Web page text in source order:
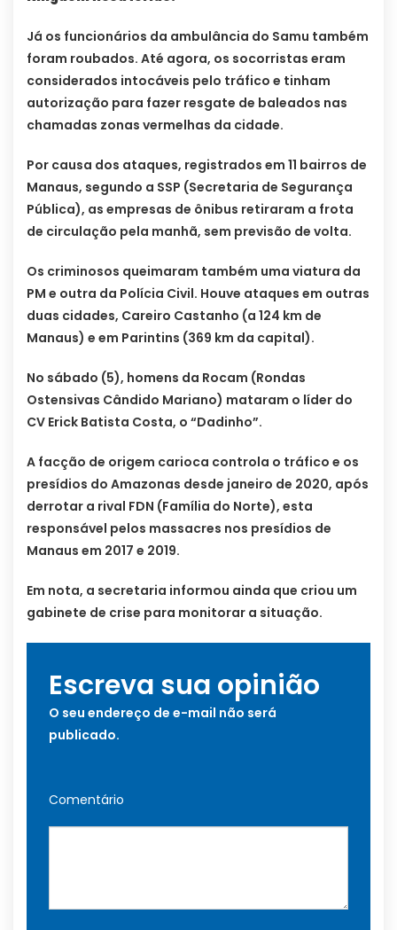
Já os funcionários da ambulância do Samu também
foram roubados. Até agora, os socorristas eram
considerados intocáveis pelo tráfico e tinham
autorização para fazer resgate de baleados nas
chamadas zonas vermelhas da cidade.
Por causa dos ataques, registrados em 11 bairros de
Manaus, segundo a SSP (Secretaria de Segurança
Pública), as empresas de ônibus retiraram a frota
de circulação pela manhã, sem previsão de volta.
Os criminosos queimaram também uma viatura da
PM e outra da Polícia Civil. Houve ataques em outras
duas cidades, Careiro Castanho (a 124 km de
Manaus) e em Parintins (369 km da capital).
No sábado (5), homens da Rocam (Rondas
Ostensivas Cândido Mariano) mataram o líder do
CV Erick Batista Costa, o “Dadinho”.
A facção de origem carioca controla o tráfico e os
presídios do Amazonas desde janeiro de 2020, após
derrotar a rival FDN (Família do Norte), esta
responsável pelos massacres nos presídios de
Manaus em 2017 e 2019.
Em nota, a secretaria informou ainda que criou um
gabinete de crise para monitorar a situação.
Escreva sua opinião
O seu endereço de e-mail não será
publicado.
Comentário